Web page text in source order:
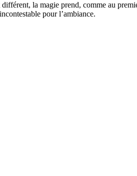
la magie prend, comme au
pour l’ambiance.